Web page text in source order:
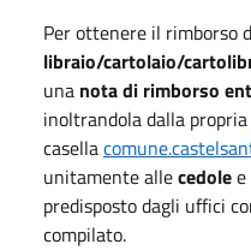
Per ottenere il rimborso
libraio/cartolaio/
una nota di rimborso
inoltrandola dalla propria
casella
unitamente allecedolee
predisposto dagli uffici
compilato.